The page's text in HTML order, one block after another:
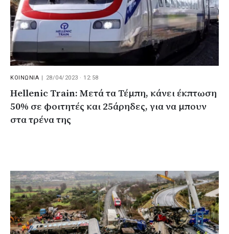
ΚΟΙΝΩΝΙΑ | 28/04/2023 · 12:58
Hellenic Train: Μετά τα Τέμπη, κάνει έκπτωση
50% σε φοιτητές και 25άρηδες, για να μπουν
στα τρένα της